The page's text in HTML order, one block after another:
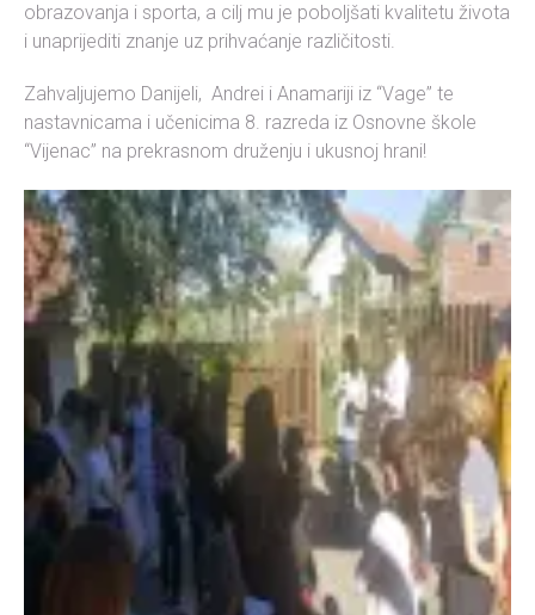
obrazovanja i sporta, a cilj mu je poboljšati kvalitetu života
i unaprijediti znanje uz prihvaćanje različitosti.
Zahvaljujemo Danijeli, Andrei i Anamariji iz “Vage” te
nastavnicama i učenicima 8. razreda iz Osnovne škole
“Vijenac” na prekrasnom druženju i ukusnoj hrani!